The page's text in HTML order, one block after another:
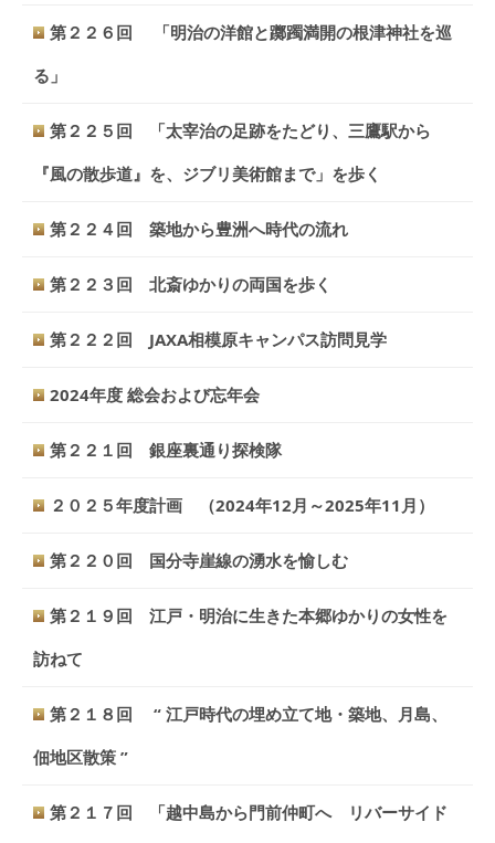
第２２６回 「明治の洋館と躑躅満開の根津神社を巡
る」
第２２５回 「太宰治の足跡をたどり、三鷹駅から
『風の散歩道』を、ジブリ美術館まで」を歩く
第２２４回 築地から豊洲へ時代の流れ
第２２３回 北斎ゆかりの両国を歩く
第２２２回 JAXA相模原キャンパス訪問見学
2024年度 総会および忘年会
第２２１回 銀座裏通り探検隊
２０２５年度計画 （2024年12月～2025年11月）
第２２０回 国分寺崖線の湧水を愉しむ
第２１９回 江戸・明治に生きた本郷ゆかりの女性を
訪ねて
第２１８回 “ 江戸時代の埋め立て地・築地、月島、
佃地区散策 ”
第２１７回 「越中島から門前仲町へ リバーサイド